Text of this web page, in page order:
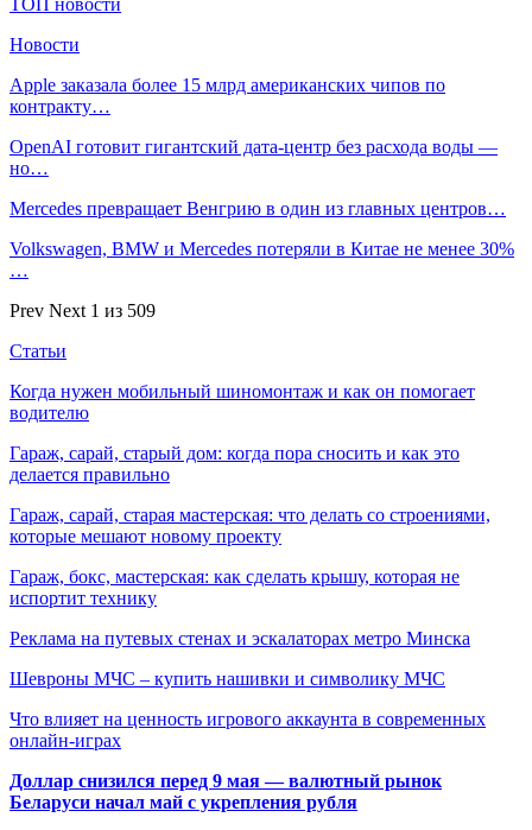
Новости
Apple заказала более 15 млрд американских чипов по
контракту…
OpenAI готовит гигантский дата-центр без расхода воды —
но…
Mercedes превращает Венгрию в один из главных центров…
Volkswagen, BMW и Mercedes потеряли в Китае не менее 30%
…
Prev Next 1 из 509
Статьи
Когда нужен мобильный шиномонтаж и как он помогает
водителю
Гараж, сарай, старый дом: когда пора сносить и как это
делается правильно
Гараж, сарай, старая мастерская: что делать со строениями,
которые мешают новому проекту
Гараж, бокс, мастерская: как сделать крышу, которая не
испортит технику
Реклама на путевых стенах и эскалаторах метро Минска
Шевроны МЧС – купить нашивки и символику МЧС
Что влияет на ценность игрового аккаунта в современных
онлайн-играх
Доллар снизился перед 9 мая — валютный рынок
Беларуси начал май с укрепления рубля